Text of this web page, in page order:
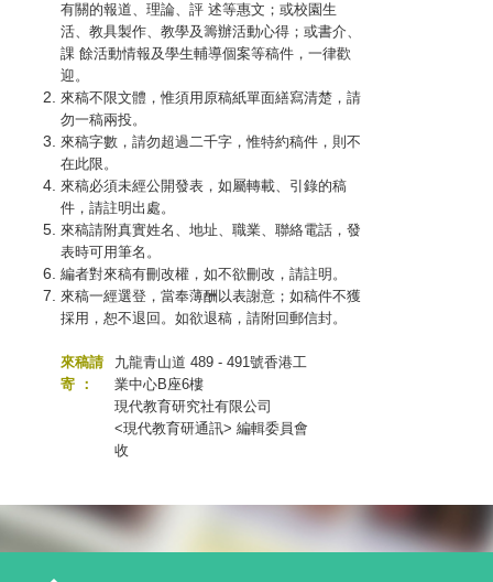
有關的報道、理論、評 述等惠文；或校園生
活、教具製作、教學及籌辦活動心得；或書介、
課 餘活動情報及學生輔導個案等稿件，一律歡
迎。
來稿不限文體，惟須用原稿紙單面繕寫清楚，請
勿一稿兩投。
來稿字數，請勿超過二千字，惟特約稿件，則不
在此限。
來稿必須未經公開發表，如屬轉載、引錄的稿
件，請註明出處。
來稿請附真實姓名、地址、職業、聯絡電話，發
表時可用筆名。
編者對來稿有刪改權，如不欲刪改，請註明。
來稿一經選登，當奉薄酬以表謝意；如稿件不獲
採用，恕不退回。如欲退稿，請附回郵信封。
來稿請
寄 ：
九龍青山道 489 - 491號香港工
業中心B座6樓
現代教育研究社有限公司
<現代教育研通訊> 編輯委員會
收
T